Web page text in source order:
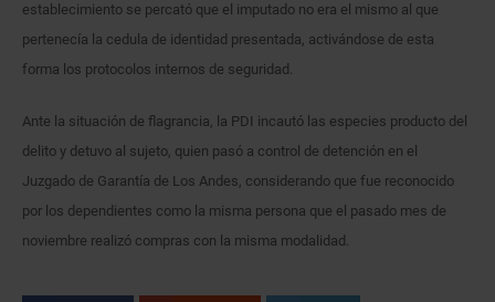
establecimiento se percató que el imputado no era el mismo al que
pertenecía la cedula de identidad presentada, activándose de esta
forma los protocolos internos de seguridad.
Ante la situación de flagrancia, la PDI incautó las especies producto del
delito y detuvo al sujeto, quien pasó a control de detención en el
Juzgado de Garantía de Los Andes, considerando que fue reconocido
por los dependientes como la misma persona que el pasado mes de
noviembre realizó compras con la misma modalidad.